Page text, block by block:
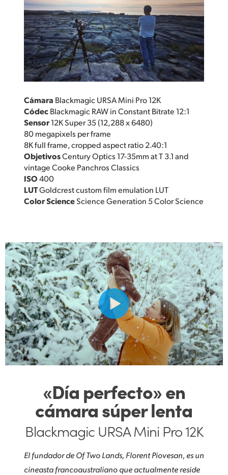
Cámara Blackmagic URSA Mini Pro 12K
CódecBlackmagic RAW in Constant Bitrate 12:1
Sensor12K Super 35 (12,288 x 6480)
80 megapixels per frame
8K full frame, cropped aspect ratio 2.40:1
ObjetivosCentury Optics 17-35mm at T 3.1 and
vintage Cooke Panchros Classics
ISO400
LUTGoldcrest custom film emulation LUT
Color ScienceScience Generation 5 Color Science
«Día perfecto» en
cámara súper lenta
Blackmagic URSA Mini Pro 12K
El fundador de Of Two Lands, Florent Piovesan, es un
cineasta francoaustraliano que actualmente reside